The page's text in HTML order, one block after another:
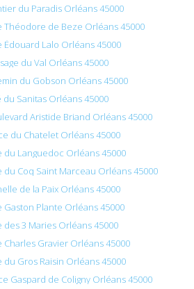
du Paradis Orléans 45000
Théodore de Beze Orléans 45000
Lalo Orléans 45000
du Val Orléans 45000
du Gobson Orléans 45000
Sanitas Orléans 45000
Aristide Briand Orléans 45000
du Chatelet Orléans 45000
Languedoc Orléans 45000
Coq Saint Marceau Orléans 45000
de la Paix Orléans 45000
Plante Orléans 45000
3 Maries Orléans 45000
Gravier Orléans 45000
Gros Raisin Orléans 45000
Gaspard de Coligny Orléans 45000